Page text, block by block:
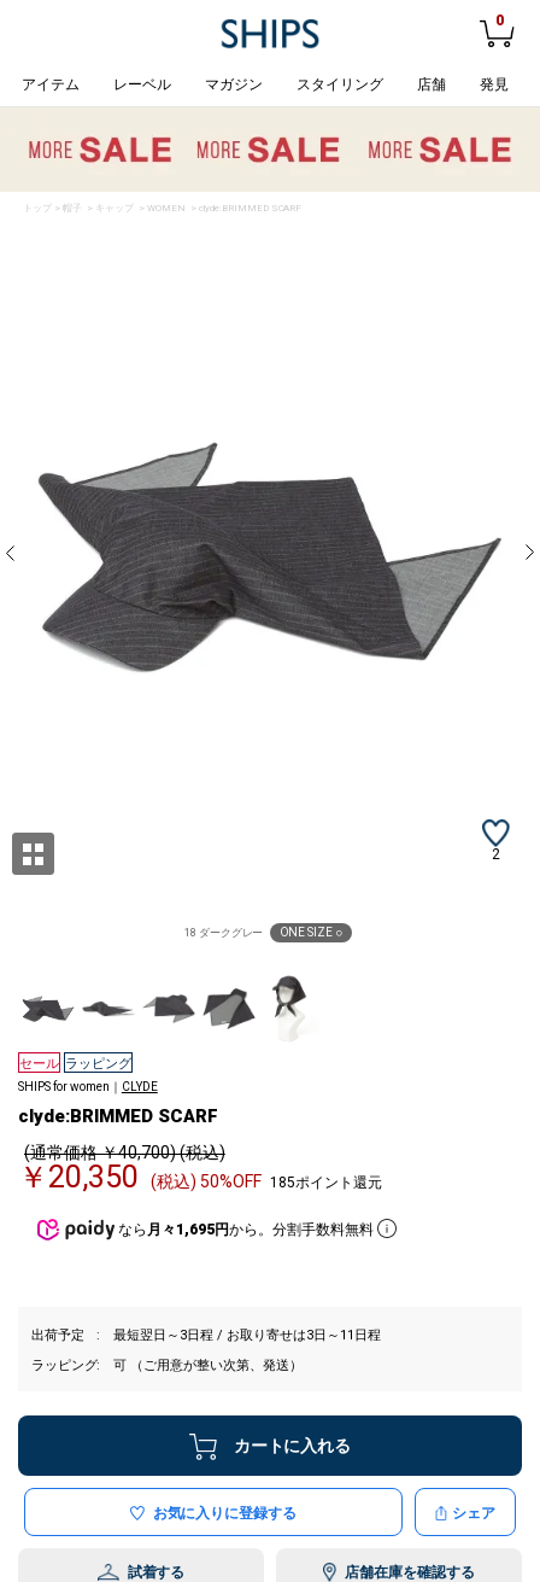
0
アイテム レーベル マガジン スタイリング 店舗 発見
トップ > 帽子 > キャップ > WOMEN > clyde:BRIMMED SCARF
2
18 ダークグレー ONE SIZE ○
セール ラッピング
SHIPS for women｜ CLYDE
clyde:BRIMMED SCARF
(通常価格 ￥40,700) (税込)
￥20,350 (税込) 50%OFF 185ポイント還元
なら 月々1,695円から。分割手数料無料
出荷予定
最短翌日～3日程 / お取り寄せは3日～11日程
ラッピング
可 （ご用意が整い次第、発送）
カートに入れる
お気に入りに登録する シェア
試着する 店舗在庫を確認する